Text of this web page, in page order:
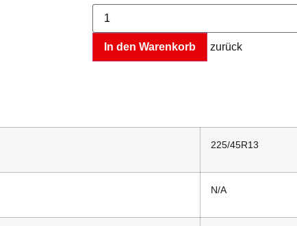
Pirelli
67H
225/45R13
Menge
In den Warenkorb
zurück
225/45R13
N/A